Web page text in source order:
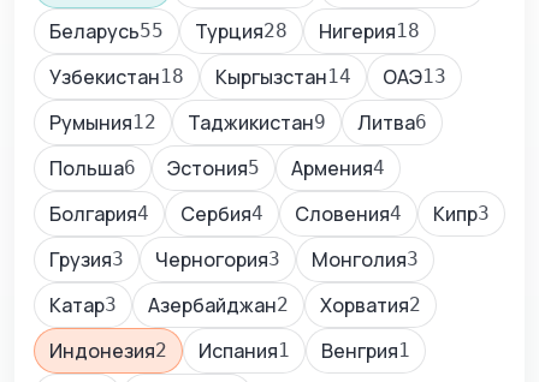
Беларусь55 Турция28 Нигерия18
Узбекистан18 Кыргызстан14 ОАЭ13
Румыния12 Таджикистан9 Литва6
Польша6 Эстония5 Армения4
Болгария4 Сербия4 Словения4 Кипр3
Грузия3 Черногория3 Монголия3
Катар3 Азербайджан2 Хорватия2
Индонезия2 Испания1 Венгрия1